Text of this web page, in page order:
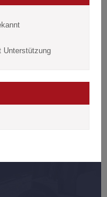
Unterstützung